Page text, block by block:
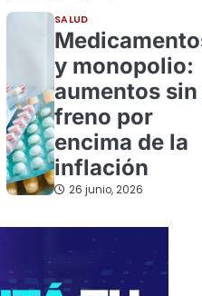
SALUD
y monopolio:
aumentos sin
freno por
encima de la
inflación
26 junio, 2026